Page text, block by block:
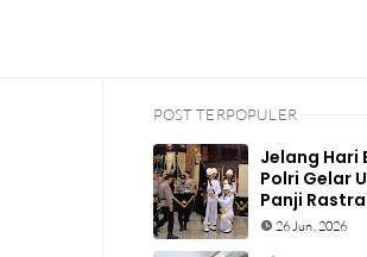
POST TERPOPULER
Jelang Hari
Polri Gelar
Panji
26 Jun, 2026